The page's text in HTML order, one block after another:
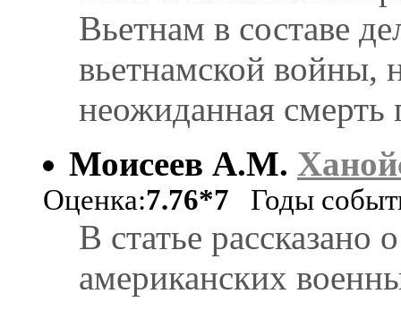
Вьетнам в составе
вьетнамской войны,
неожиданная
Моисеев А.М.
Оценка:7.76*7 Годы
В статье рассказано
американских